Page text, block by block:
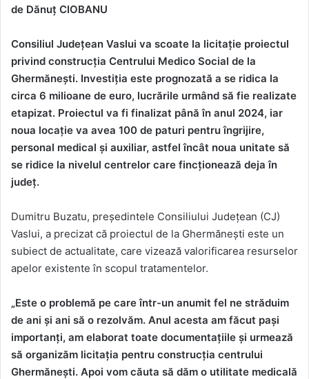
de Dănuț CIOBANU
Consiliul Județean Vaslui va scoate la licitație proiectul
privind construcția Centrului Medico Social de la
Ghermănești. Investiția este prognozată a se ridica la
circa 6 milioane de euro, lucrările urmând să fie realizate
etapizat. Proiectul va fi finalizat până în anul 2024, iar
noua locație va avea 100 de paturi pentru îngrijire,
personal medical și auxiliar, astfel încât noua unitate să
se ridice la nivelul centrelor care fincționează deja în
județ.
Dumitru Buzatu, președintele Consiliului Județean (CJ)
Vaslui, a precizat că proiectul de la Ghermănești este un
subiect de actualitate, care vizează valorificarea resurselor
apelor existente în scopul tratamentelor.
„Este o problemă pe care într-un anumit fel ne străduim
de ani și ani să o rezolvăm. Anul acesta am făcut pași
importanți, am elaborat toate documentațiile și urmează
să organizăm licitația pentru construcția centrului
Ghermănești. Apoi vom căuta să dăm o utilitate medicală